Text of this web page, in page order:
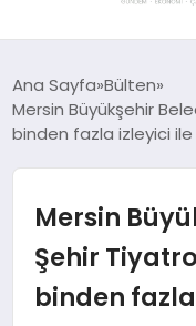
RIZE
BÜLTEN
GÜNDEM
Ana Sayfa Bülten
Mersin Büyükşehir
binden fazla izleyici
Mersin
Şehir
binden